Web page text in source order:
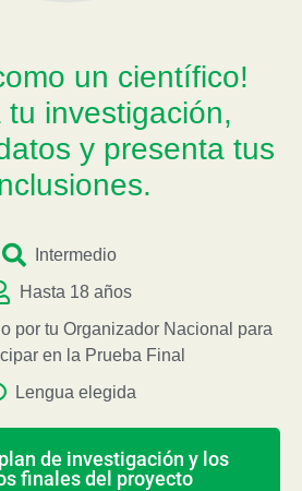
un científico!
tu investigación,
y presenta tus
Intermedio
Hasta 18 años
por tu Organizador Nacional para
en la Prueba Final
Lengua elegida
de investigación y los
finales del proyecto